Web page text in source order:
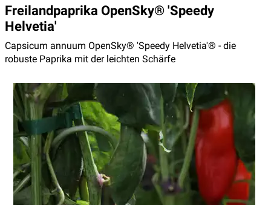
Freilandpaprika OpenSky® 'Speedy
Helvetia'
Capsicum annuum OpenSky® 'Speedy Helvetia'® - die
robuste Paprika mit der leichten Schärfe